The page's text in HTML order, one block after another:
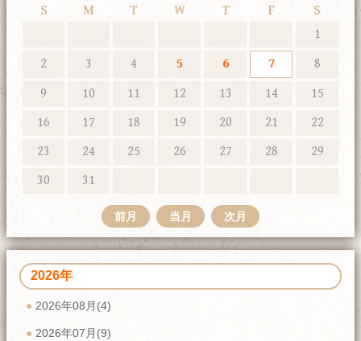
S M T W T F
S
1
2
3 4 5 6 7
8
9
10 11 12 13 14
15
16
17 18 19 20 21
22
23
24 25 26 27 28
29
30
31
前月 当月 次月
2026年
2026年08月(4)
2026年07月(9)